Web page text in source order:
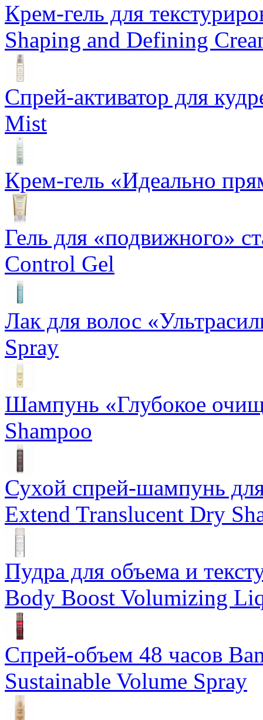
Крем-гель для
Shaping and Defining
Спрей-активатор для
Mist
Крем-гель «Идеально
Гель для «подвижного»
Control Gel
Лак для волос
Spray
Шампунь «Глубокое
Shampoo
Сухой спрей-шампунь
Extend Translucent Dry
Пудра для объема и
Body Boost Volumizing
Спрей-объем 48 часов
Sustainable Volume Spray